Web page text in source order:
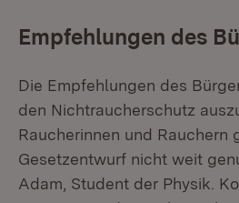
Empfehlungen des
Die Empfehlungen des
den Nichtraucherschutz
Raucherinnen und Rauchern
Gesetzentwurf nicht weit
Adam, Student der Physik.